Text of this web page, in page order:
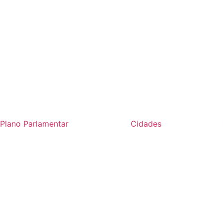
Plano Parlamentar Cidades